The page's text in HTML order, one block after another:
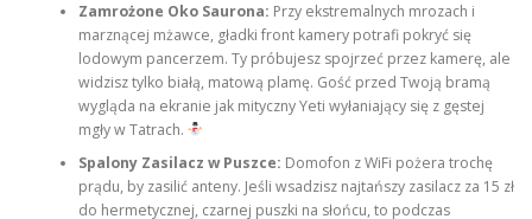
Zamrożone Oko Saurona: Przy ekstremalnych mrozach i
marznącej mżawce, gładki front kamery potrafi pokryć się
lodowym pancerzem. Ty próbujesz spojrzeć przez kamerę, ale
widzisz tylko białą, matową plamę. Gość przed Twoją bramą
wygląda na ekranie jak mityczny Yeti wyłaniający się z gęstej
mgły w Tatrach.
Spalony Zasilacz w Puszce: Domofon z WiFi pożera trochę
prądu, by zasilić anteny. Jeśli wsadzisz najtańszy zasilacz za 15 zł
do hermetycznej, czarnej puszki na słońcu, to podczas